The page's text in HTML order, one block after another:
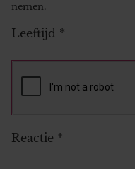
nemen.
Leeftijd *
Reactie *